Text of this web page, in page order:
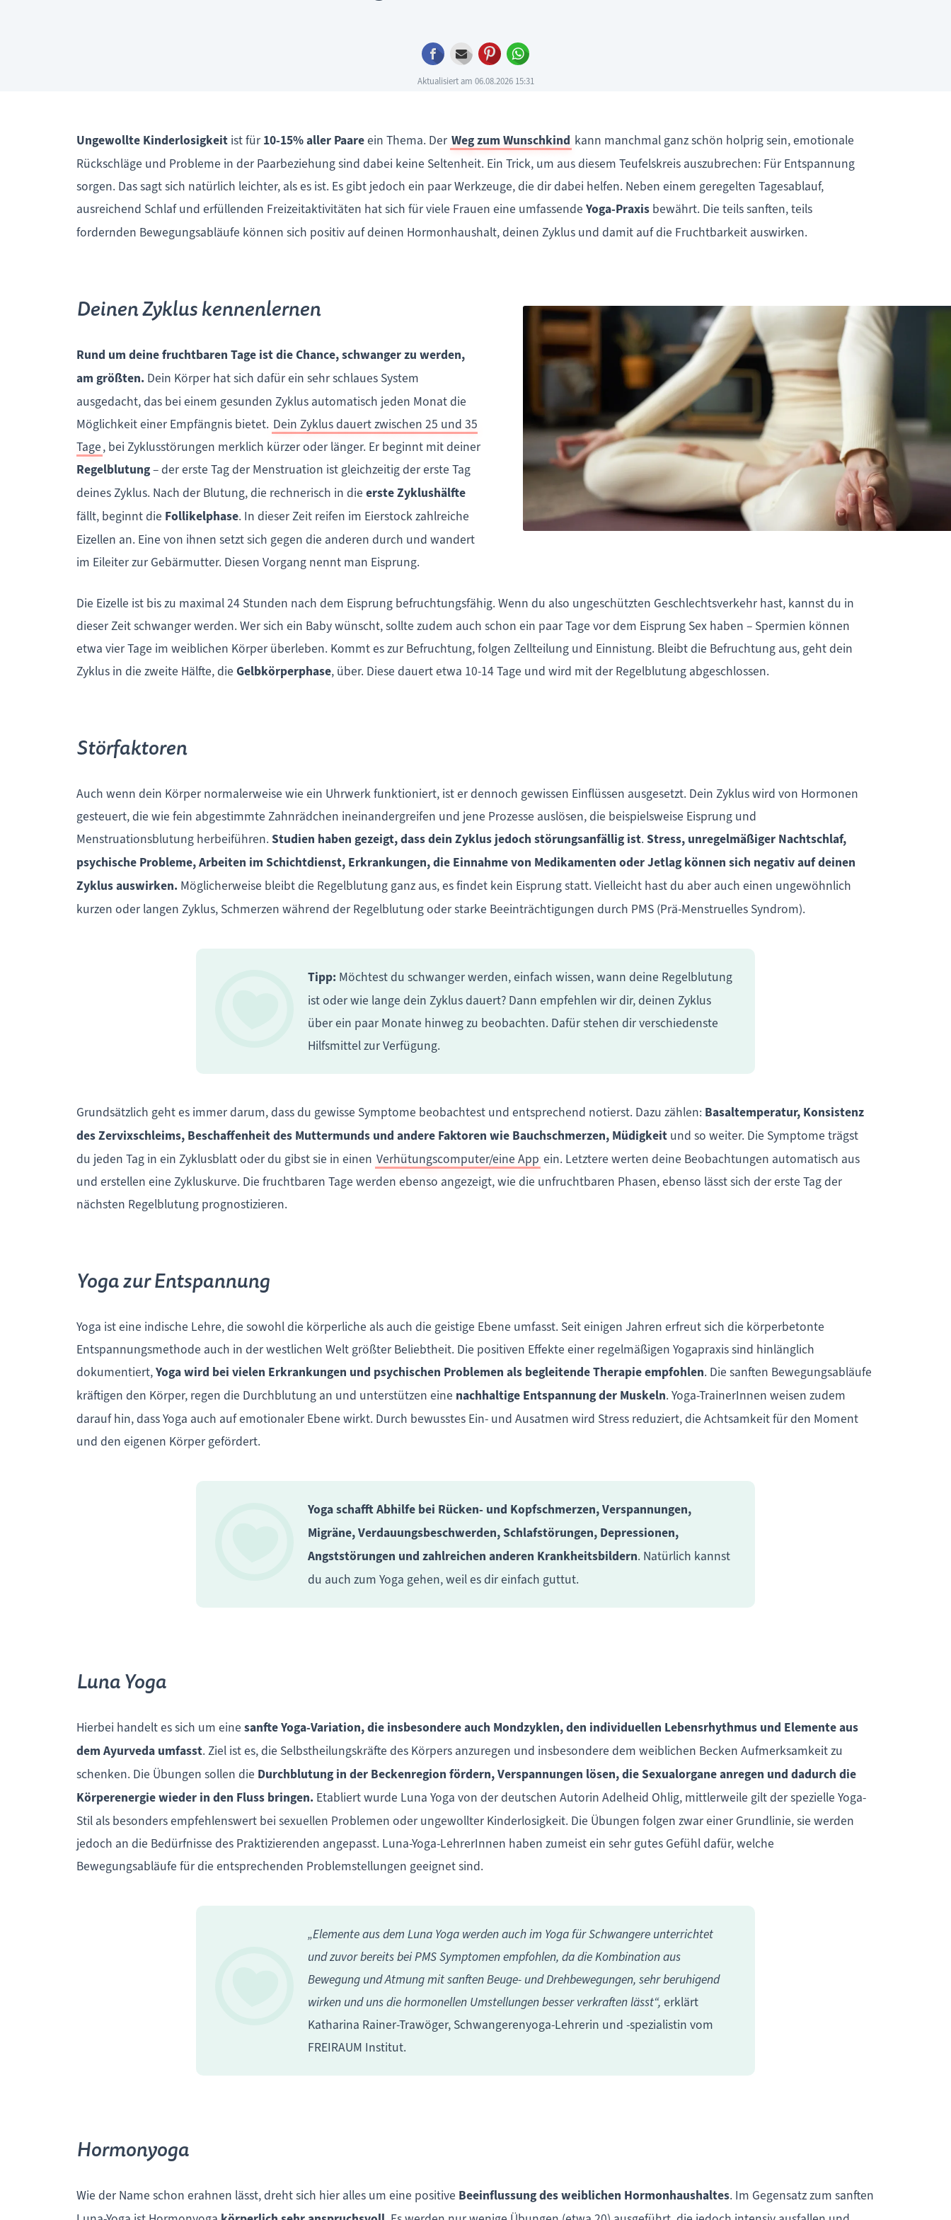
Facebook
E-mail Pinterest
Aktualisiert am 06.08.2026 15:31
Ungewollte Kinderlosigkeitist für 10-15% aller Paareein Thema. Der Weg zum Wunschkind kann manchmal ganz schön holprig sein, emotionale
Rückschläge und Probleme in der Paarbeziehung sind dabei keine Seltenheit. Ein Trick, um aus diesem Teufelskreis auszubrechen: Für Entspannung
sorgen. Das sagt sich natürlich leichter, als es ist. Es gibt jedoch ein paar Werkzeuge, die dir dabei helfen. Neben einem geregelten Tagesablauf,
ausreichend Schlaf und erfüllenden Freizeitaktivitäten hat sich für viele Frauen eine umfassende Yoga-Praxisbewährt. Die teils sanften, teils
fordernden Bewegungsabläufe können sich positiv auf deinen Hormonhaushalt, deinen Zyklus und damit auf die Fruchtbarkeit auswirken.
Deinen Zyklus kennenlernen
Rund um deine fruchtbaren Tage ist die Chance, schwanger zu werden,
am größten. Dein Körper hat sich dafür ein sehr schlaues System
ausgedacht, das bei einem gesunden Zyklus automatisch jeden Monat die
Möglichkeit einer Empfängnis bietet. Dein Zyklus dauert zwischen 25 und 35
Tage, bei Zyklusstörungen merklich kürzer oder länger. Er beginnt mit deiner
Regelblutung– der erste Tag der Menstruation ist gleichzeitig der erste Tag
deines Zyklus. Nach der Blutung, die rechnerisch in die erste Zyklushälfte
fällt, beginnt die Follikelphase. In dieser Zeit reifen im Eierstock zahlreiche
Eizellen an. Eine von ihnen setzt sich gegen die anderen durch und wandert
im Eileiter zur Gebärmutter. Diesen Vorgang nennt man Eisprung.
Die Eizelle ist bis zu maximal 24 Stunden nach dem Eisprung befruchtungsfähig. Wenn du also ungeschützten Geschlechtsverkehr hast, kannst du in
dieser Zeit schwanger werden. Wer sich ein Baby wünscht, sollte zudem auch schon ein paar Tage vor dem Eisprung Sex haben – Spermien können
etwa vier Tage im weiblichen Körper überleben. Kommt es zur Befruchtung, folgen Zellteilung und Einnistung. Bleibt die Befruchtung aus, geht dein
Zyklus in die zweite Hälfte, die Gelbkörperphase, über. Diese dauert etwa 10-14 Tage und wird mit der Regelblutung abgeschlossen.
Störfaktoren
Auch wenn dein Körper normalerweise wie ein Uhrwerk funktioniert, ist er dennoch gewissen Einflüssen ausgesetzt. Dein Zyklus wird von Hormonen
gesteuert, die wie fein abgestimmte Zahnrädchen ineinandergreifen und jene Prozesse auslösen, die beispielsweise Eisprung und
Menstruationsblutung herbeiführen. Studien haben gezeigt, dass dein Zyklus jedoch störungsanfällig ist. Stress, unregelmäßiger Nachtschlaf,
psychische Probleme, Arbeiten im Schichtdienst, Erkrankungen, die Einnahme von Medikamenten oder Jetlag können sich negativ auf deinen
Zyklus auswirken. Möglicherweise bleibt die Regelblutung ganz aus, es findet kein Eisprung statt. Vielleicht hast du aber auch einen ungewöhnlich
kurzen oder langen Zyklus, Schmerzen während der Regelblutung oder starke Beeinträchtigungen durch PMS (Prä-Menstruelles Syndrom).
Tipp: Möchtest du schwanger werden, einfach wissen, wann deine Regelblutung
ist oder wie lange dein Zyklus dauert? Dann empfehlen wir dir, deinen Zyklus
über ein paar Monate hinweg zu beobachten. Dafür stehen dir verschiedenste
Hilfsmittel zur Verfügung.
Grundsätzlich geht es immer darum, dass du gewisse Symptome beobachtest und entsprechend notierst. Dazu zählen: Basaltemperatur, Konsistenz
des Zervixschleims, Beschaffenheit des Muttermunds und andere Faktoren wie Bauchschmerzen, Müdigkeitund so weiter. Die Symptome trägst
du jeden Tag in ein Zyklusblatt oder du gibst sie in einen Verhütungscomputer/eine App ein. Letztere werten deine Beobachtungen automatisch aus
und erstellen eine Zykluskurve. Die fruchtbaren Tage werden ebenso angezeigt, wie die unfruchtbaren Phasen, ebenso lässt sich der erste Tag der
nächsten Regelblutung prognostizieren.
Yoga zur Entspannung
Yoga ist eine indische Lehre, die sowohl die körperliche als auch die geistige Ebene umfasst. Seit einigen Jahren erfreut sich die körperbetonte
Entspannungsmethode auch in der westlichen Welt größter Beliebtheit. Die positiven Effekte einer regelmäßigen Yogapraxis sind hinlänglich
dokumentiert,Yoga wird bei vielen Erkrankungen und psychischen Problemen als begleitende Therapie empfohlen. Die sanften Bewegungsabläufe
kräftigen den Körper, regen die Durchblutung an und unterstützen eine nachhaltige Entspannung der Muskeln. Yoga-TrainerInnen weisen zudem
darauf hin, dass Yoga auch auf emotionaler Ebene wirkt. Durch bewusstes Ein- und Ausatmen wird Stress reduziert, die Achtsamkeit für den Moment
und den eigenen Körper gefördert.
Yoga schafft Abhilfe bei Rücken- und Kopfschmerzen, Verspannungen,
Migräne, Verdauungsbeschwerden, Schlafstörungen, Depressionen,
Angststörungen und zahlreichen anderen Krankheitsbildern. Natürlich kannst
du auch zum Yoga gehen, weil es dir einfach guttut.
Luna Yoga
Hierbei handelt es sich um eine sanfte Yoga-Variation, die insbesondere auch Mondzyklen, den individuellen Lebensrhythmus und Elemente aus
dem Ayurveda umfasst. Ziel ist es, die Selbstheilungskräfte des Körpers anzuregen und insbesondere dem weiblichen Becken Aufmerksamkeit zu
schenken. Die Übungen sollen die Durchblutung in der Beckenregion fördern, Verspannungen lösen, die Sexualorgane anregen und dadurch die
Körperenergie wieder in den Fluss bringen. Etabliert wurde Luna Yoga von der deutschen Autorin Adelheid Ohlig, mittlerweile gilt der spezielle Yoga-
Stil als besonders empfehlenswert bei sexuellen Problemen oder ungewollter Kinderlosigkeit. Die Übungen folgen zwar einer Grundlinie, sie werden
jedoch an die Bedürfnisse des Praktizierenden angepasst. Luna-Yoga-LehrerInnen haben zumeist ein sehr gutes Gefühl dafür, welche
Bewegungsabläufe für die entsprechenden Problemstellungen geeignet sind.
„Elemente aus dem Luna Yoga werden auch im Yoga für Schwangere unterrichtet
und zuvor bereits bei PMS Symptomen empfohlen, da die Kombination aus
Bewegung und Atmung mit sanften Beuge- und Drehbewegungen, sehr beruhigend
wirken und uns die hormonellen Umstellungen besser verkraften lässt“, erklärt
Katharina Rainer-Trawöger, Schwangerenyoga-Lehrerin und -spezialistin vom
FREIRAUM Institut.
Hormonyoga
Wie der Name schon erahnen lässt, dreht sich hier alles um eine positive Beeinflussung des weiblichen Hormonhaushaltes. Im Gegensatz zum sanften